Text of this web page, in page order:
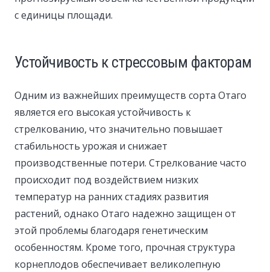
с единицы площади.
Устойчивость к стрессовым факторам
Одним из важнейших преимуществ сорта Отаго
является его высокая устойчивость к
стрелкованию, что значительно повышает
стабильность урожая и снижает
производственные потери. Стрелкование часто
происходит под воздействием низких
температур на ранних стадиях развития
растений, однако Отаго надежно защищен от
этой проблемы благодаря генетическим
особенностям. Кроме того, прочная структура
корнеплодов обеспечивает великолепную